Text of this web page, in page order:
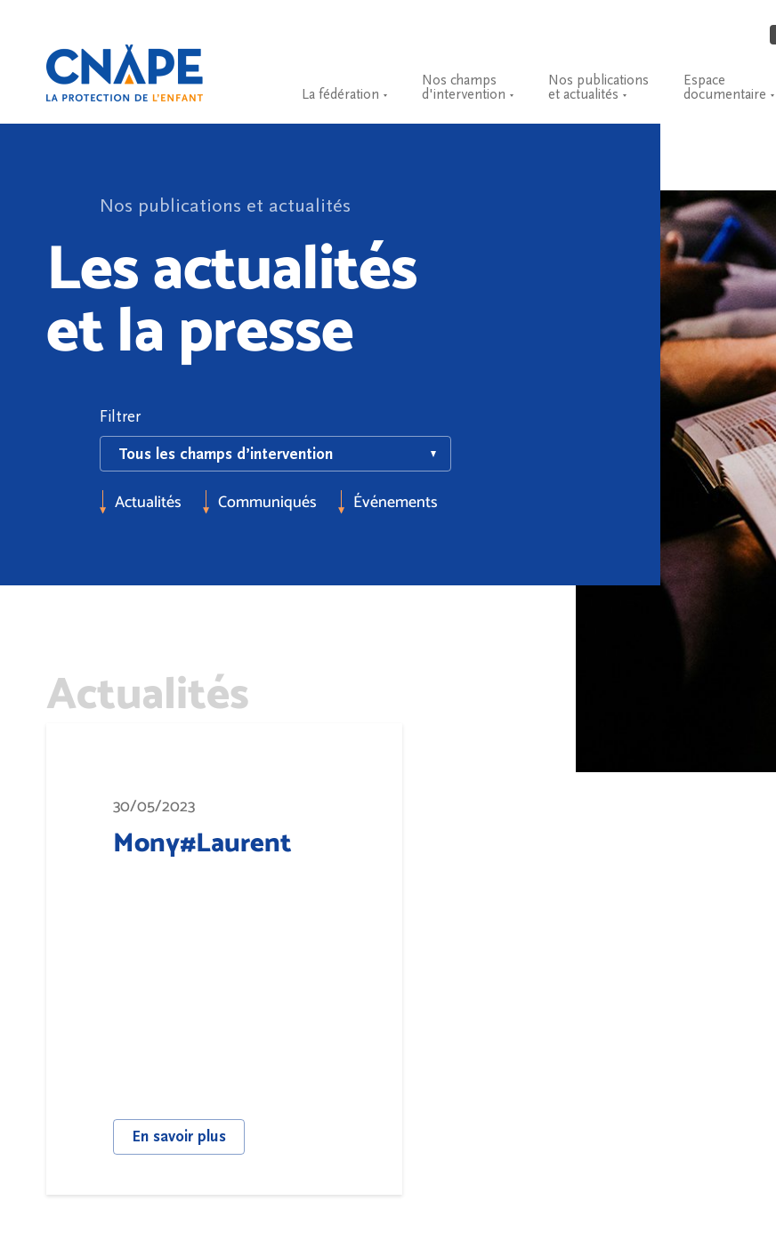
La fédération
Nos champs
d'intervention
Nos publications
et actualités
Espace
documentaire
Nos publications et actualités
Les actualités
et la presse
Filtrer
Actualités Communiqués Événements
Actualités
30/05/2023
Mony#Laurent
En savoir plus